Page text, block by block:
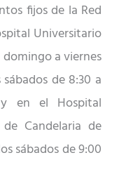
fijos de la Red
Universitario
a viernes
sábados de 8:30 a
en el Hospital
Candelaria de
sábadosde 9:00